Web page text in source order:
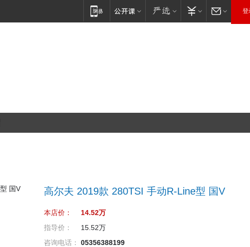
登
高尔夫 2019款 280TSI 手动R-Line型 国V
本店价：
14.52万
指导价：
15.52万
咨询电话：
05356388199